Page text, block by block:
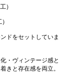
）
ドをセットしていま
・ヴィンテージ感と
きと存在感を両立。